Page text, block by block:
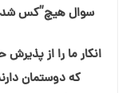
سوال هیچ”کس شد
انکار ما را از
که دوستمان